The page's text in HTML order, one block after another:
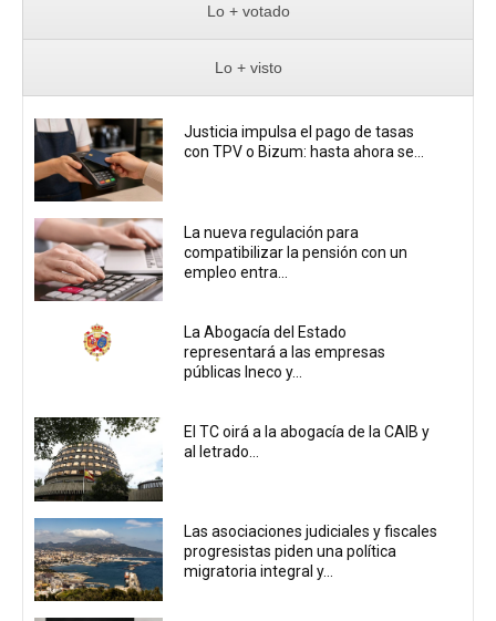
Lo + votado
Lo + visto
Justicia impulsa el pago de tasas
con TPV o Bizum: hasta ahora se...
La nueva regulación para
compatibilizar la pensión con un
empleo entra...
La Abogacía del Estado
representará a las empresas
públicas Ineco y...
El TC oirá a la abogacía de la CAIB y
al letrado...
Las asociaciones judiciales y fiscales
progresistas piden una política
migratoria integral y...